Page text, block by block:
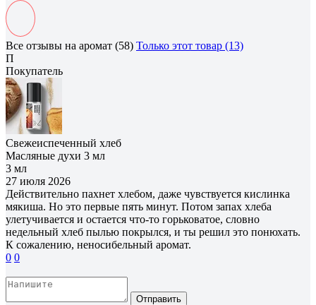
Все отзывы на аромат (58) Только этот товар (13)
П
Покупатель
Свежеиспеченный хлеб
Масляные духи 3 мл
3 мл
27 июля 2026
Действительно пахнет хлебом, даже чувствуется кислинка
мякиша. Но это первые пять минут. Потом запах хлеба
улетучивается и остается что-то горьковатое, словно
недельный хлеб пылью покрылся, и ты решил это понюхать.
К сожалению, неносибельный аромат.
0 0
Отправить